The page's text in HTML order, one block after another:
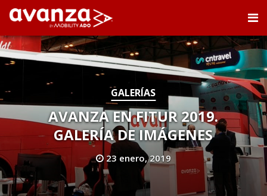
GALERÍAS
AVANZA EN FITUR 2019.
GALERÍA DE IMÁGENES
23 enero, 2019